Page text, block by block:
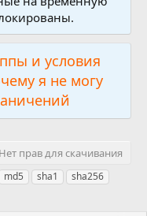
и условия
я не могу
Нет прав для скачивания
md5 sha1
sha256